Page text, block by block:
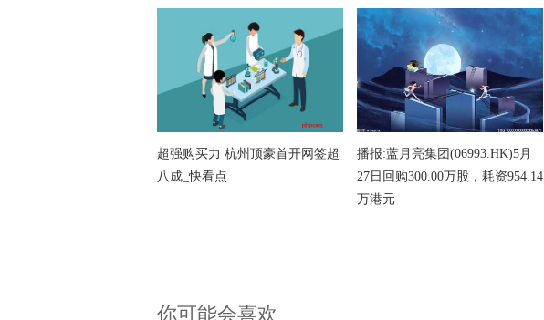
超强购买力 杭州顶豪首开网签超
八成_快看点
播报:蓝月亮集团(06993.HK)5月
27日回购300.00万股，耗资954.14
万港元
你可能会喜欢